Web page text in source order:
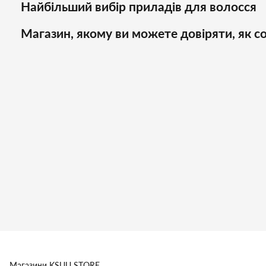
Найбільший вибір приладів для волосся
Магазин, якому ви можете довіряти, як